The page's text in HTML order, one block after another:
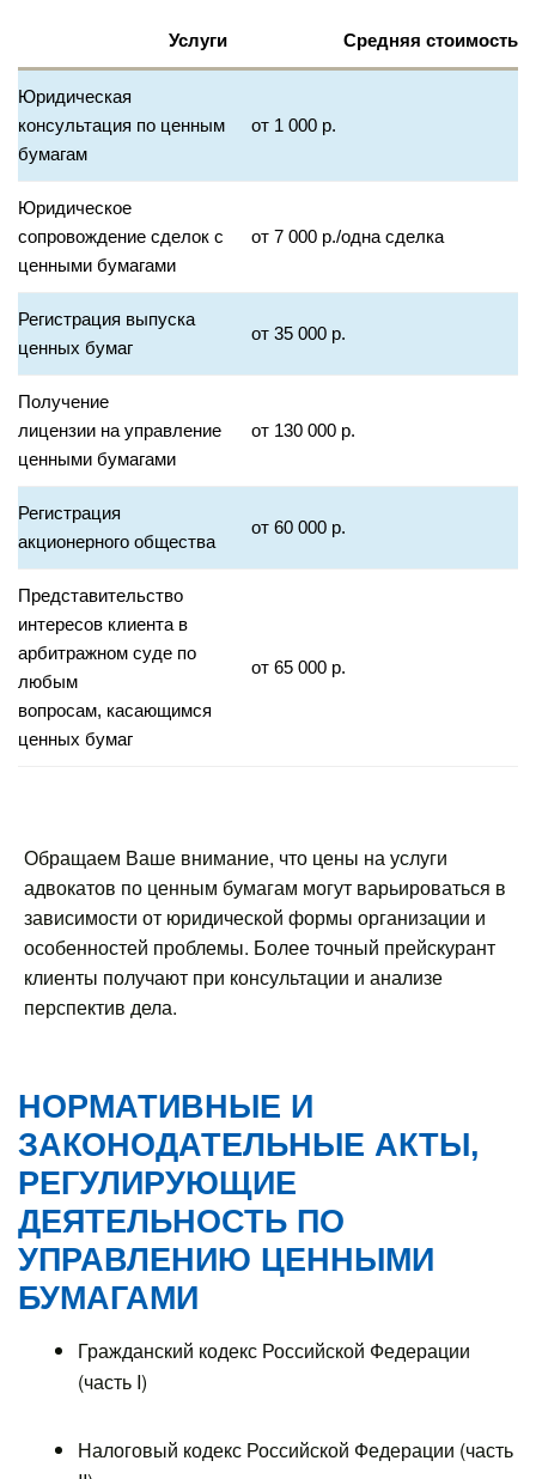
Услуги Средняя стоимость
Юридическая
консультация по ценным
бумагам
от 1 000 р.
Юридическое
сопровождение сделок с
ценными бумагами
от 7 000 р./одна сделка
Регистрация выпуска
ценных бумаг
от 35 000 р.
Получение
лицензии на управление
ценными бумагами
от 130 000 р.
Регистрация
акционерного общества
от 60 000 р.
Представительство
интересов клиента в
арбитражном суде по
любым
вопросам, касающимся
ценных бумаг
от 65 000 р.
Обращаем Ваше внимание, что цены на услуги
адвокатов по ценным бумагам могут варьироваться в
зависимости от юридической формы организации и
особенностей проблемы. Более точный прейскурант
клиенты получают при консультации и анализе
перспектив дела.
НОРМАТИВНЫЕ И
ЗАКОНОДАТЕЛЬНЫЕ АКТЫ,
РЕГУЛИРУЮЩИЕ
ДЕЯТЕЛЬНОСТЬ ПО
УПРАВЛЕНИЮ ЦЕННЫМИ
БУМАГАМИ
Гражданский кодекс Российской Федерации
(часть I)
Налоговый кодекс Российской Федерации (часть